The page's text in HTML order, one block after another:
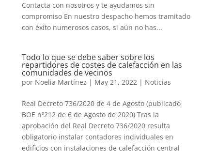
Contacta con nosotros y te ayudamos sin
compromiso En nuestro despacho hemos tramitado
con éxito numerosos casos, si aún no has...
Todo lo que se debe saber sobre los
repartidores de costes de calefacción en las
comunidades de vecinos
por Noelia Martínez | May 21, 2022| Noticias
Real Decreto 736/2020 de 4 de Agosto (publicado
BOE nº212 de 6 de Agosto de 2020) Tras la
aprobación del Real Decreto 736/2020 resulta
obligatorio instalar contadores individuales en
edificios con instalaciones de calefacción central